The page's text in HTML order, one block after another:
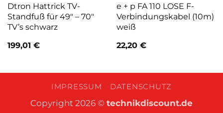
Dtron Hattrick TV-
Standfuß für 49″ – 70″
TV’s schwarz
199,01 €
e + p FA 110 LOSE F-
Verbindungskabel (10m)
weiß
22,20 €
IMPRESSUM DATENSCHUTZ
Copyright 2026 © technikdiscount.de